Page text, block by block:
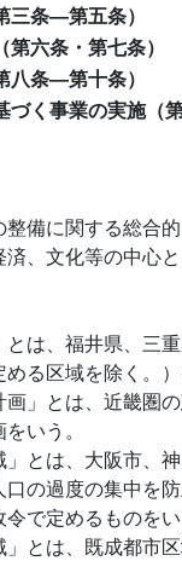
三条―第五条）
六条・第七条）
八条―第十条）
づく事業の実施（
備に関する総合
、文化等の中心
は、福井県、三
る区域を除く。
」とは、近畿圏
いう。
とは、大阪市、
の過度の集中を
で定めるものをい
とは、既成都市